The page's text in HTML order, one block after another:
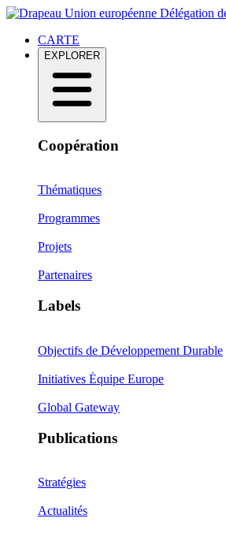
Délégation
CARTE
EXPLORER
Coopération
Thématiques
Programmes
Projets
Partenaires
Labels
Objectifs de Développement Durable
Initiatives Équipe Europe
Global Gateway
Publications
Stratégies
Actualités